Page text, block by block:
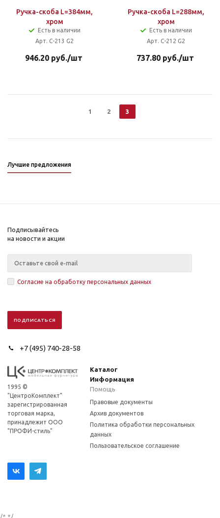
Ручка-скоба L=384мм,
хром
Есть в наличии
Арт. C-213 G2
946.20руб./шт
Ручка-скоба L=288мм,
хром
Есть в наличии
Арт. C-212 G2
737.80руб./шт
1 2 3
Лучшие предложения
Подписывайтесь
на новости и акции
Согласие на обработку персональных данных
+7 (495) 740-28-58
1995 ©
"ЦентроКомплект"
зарегистрированная
торговая марка,
принадлежит ООО
"ПРОФИ-стиль"
Каталог
Информация
Помощь
Правовые документы
Архив документов
Политика обработки персональных
данных
Пользовательское соглашение
/* */